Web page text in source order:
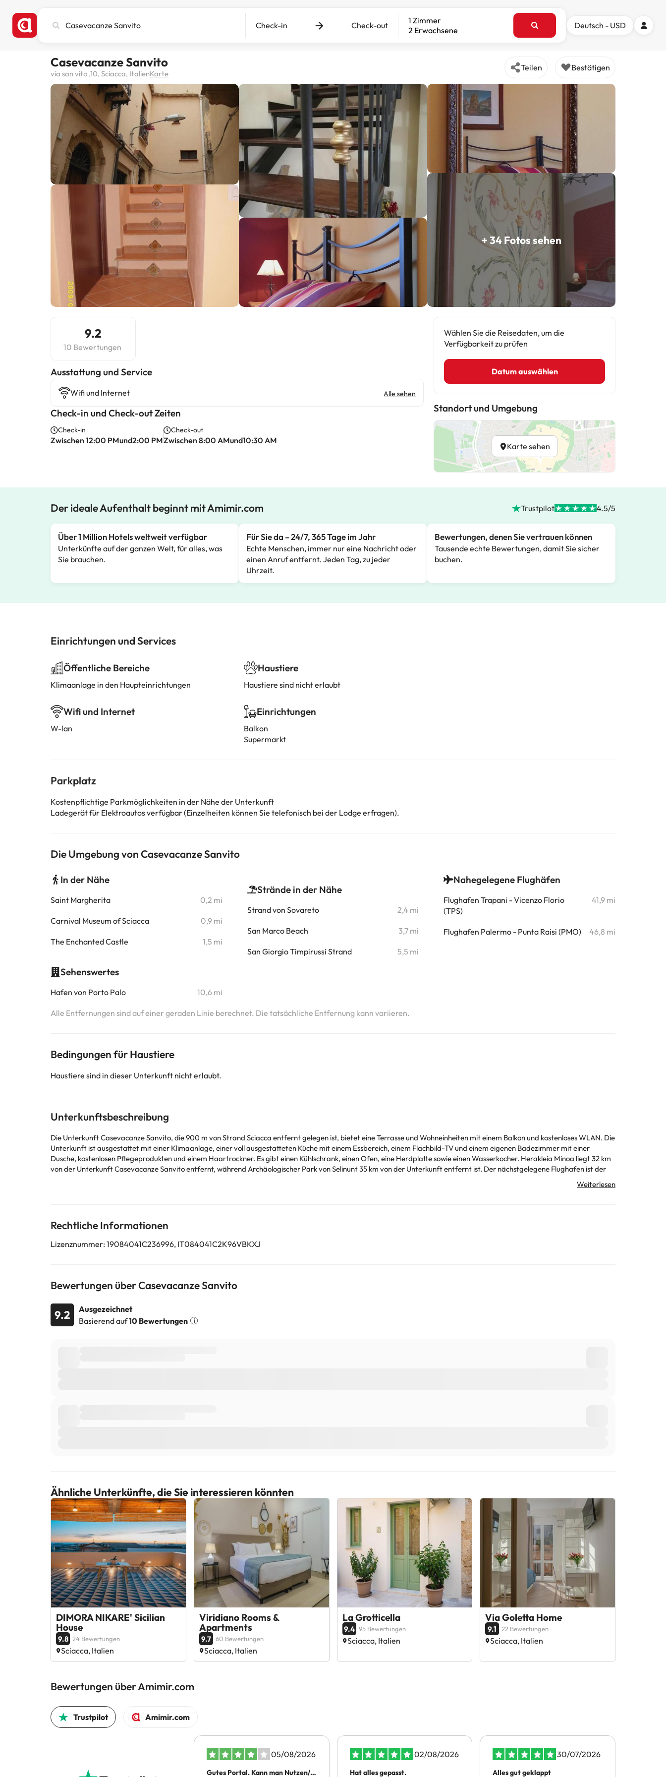
Hotel
eingeben
Check-in Check-out
1 Zimmer
2 Erwachsene
Deutsch - USD
Casevacanze Sanvito
via san vito ,10, Sciacca, ItalienKarte
Teilen Bestätigen
+ 34 Fotos sehen
9.2
10 Bewertungen
​Ausstattung und Service
Wifi und Internet Alle sehen
Check-in und Check-out Zeiten
Check-in
Zwischen 12:00 PMund2:00 PM
Check-out
Zwischen 8:00 AMund10:30 AM
Wählen Sie die Reisedaten, um die
Verfügbarkeit zu prüfen
Datum auswählen
Standort und Umgebung
Karte sehen
Der ideale Aufenthalt beginnt mit Amimir.com Trustpilot 4.5/5
Über 1 Million Hotels weltweit verfügbar
Unterkünfte auf der ganzen Welt, für alles, was
Sie brauchen.
Für Sie da – 24/7, 365 Tage im Jahr
Echte Menschen, immer nur eine Nachricht oder
einen Anruf entfernt. Jeden Tag, zu jeder
Uhrzeit.
Bewertungen, denen Sie vertrauen können
Tausende echte Bewertungen, damit Sie sicher
buchen.
Einrichtungen und Services
Öffentliche Bereiche
Klimaanlage in den Haupteinrichtungen
Wifi und Internet
W-lan
Haustiere
Haustiere sind nicht erlaubt
Einrichtungen
Balkon
Supermarkt
Parkplatz
Kostenpflichtige Parkmöglichkeiten in der Nähe der Unterkunft
Ladegerät für Elektroautos verfügbar (Einzelheiten können Sie telefonisch bei der Lodge erfragen).
Die Umgebung von Casevacanze Sanvito
In der Nähe
Saint Margherita 0,2 mi
Carnival Museum of Sciacca 0,9 mi
The Enchanted Castle 1,5 mi
Sehenswertes
Hafen von Porto Palo 10,6 mi
Strände in der Nähe
Strand von Sovareto 2,4 mi
San Marco Beach 3,7 mi
San Giorgio Timpirussi Strand 5,5 mi
Nahegelegene Flughäfen
Flughafen Trapani - Vicenzo Florio
(TPS)
41,9 mi
Flughafen Palermo - Punta Raisi (PMO) 46,8 mi
Alle Entfernungen sind auf einer geraden Linie berechnet. Die tatsächliche Entfernung kann variieren.
Bedingungen für Haustiere
Haustiere sind in dieser Unterkunft nicht erlaubt.
Unterkunftsbeschreibung
Die Unterkunft Casevacanze Sanvito, die 900 m von Strand Sciacca entfernt gelegen ist, bietet eine Terrasse und Wohneinheiten mit einem Balkon und kostenloses WLAN. Die
Unterkunft ist ausgestattet mit einer Klimaanlage, einer voll ausgestatteten Küche mit einem Essbereich, einem Flachbild-TV und einem eigenen Badezimmer mit einer
Dusche, kostenlosen Pflegeprodukten und einem Haartrockner. Es gibt einen Kühlschrank, einen Ofen, eine Herdplatte sowie einen Wasserkocher. Herakleia Minoa liegt 32 km
von der Unterkunft Casevacanze Sanvito entfernt, während Archäologischer Park von Selinunt 35 km von der Unterkunft entfernt ist. Der nächstgelegene Flughafen ist der
Einige der aufgeführten Leistungen können kostenpflichtig sein. Die entsprechenden Preise könnt ihr direkt bei der Unterkunft erfragen. Alle Informationen auf dieser Seite
Rechtliche Informationen
Lizenznummer: 19084041C236996, IT084041C2K96VBKXJ
Bewertungen über Casevacanze Sanvito
9.2
Ausgezeichnet
Basierend auf10 Bewertungen
Ähnliche Unterkünfte, die Sie interessieren könnten
DIMORA NIKARE' Sicilian
House
9.8 24 Bewertungen
Sciacca, Italien
Viridiano Rooms &
Apartments
9.7 60 Bewertungen
Sciacca, Italien
La Grotticella
9.4 95 Bewertungen
Sciacca, Italien
Via Goletta Home
9.1 22 Bewertungen
Sciacca, Italien
Bewertungen über Amimir.com
Trustpilot Amimir.com
05/08/2026
Gutes Portal. Kann man Nutzen/
02/08/2026
Hat alles gepasst.
30/07/2026
Alles gut geklappt